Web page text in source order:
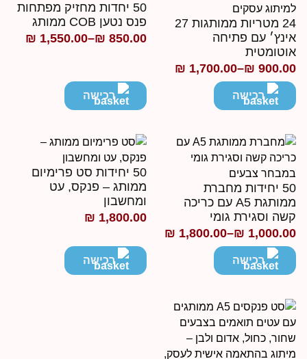
24 מטריות ממותגות 27
עם פתיחה
₪
–
₪1,700.00
רכישה
50 יחדות מחזיק מפתחות
פנס נטען COB ממותג
₪850.00
–
₪1,550.00
טווח
רכישה
50 יחידות מחברת
ממותגת A5 עם כריכה
וסגירת גומי
₪
–
₪1,800.00
רכישה
50 יחידות סט פרימיום
ממותג – פנקס, עט
ומחשבון
₪1,800.00
רכישה